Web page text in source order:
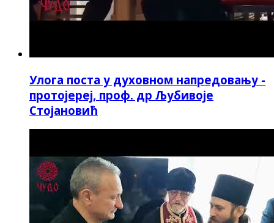
Улога поста у духовном напредовању -
протојереј, проф. др Љубивоје
Стојановић